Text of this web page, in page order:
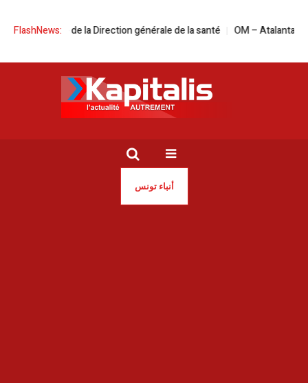
FlashNews:
à la tête de la Direction générale de la santé OM – Atalanta en
أنباء تونس